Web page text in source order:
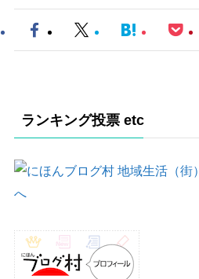
ランキング投票 etc